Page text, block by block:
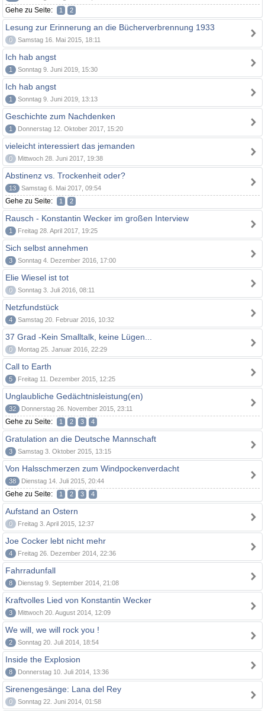
Gehe zu Seite: 1 2
Lesung zur Erinnerung an die Bücherverbrennung 1933
0 Samstag 16. Mai 2015, 18:11
Ich hab angst
1 Sonntag 9. Juni 2019, 15:30
Ich hab angst
1 Sonntag 9. Juni 2019, 13:13
Geschichte zum Nachdenken
1 Donnerstag 12. Oktober 2017, 15:20
vieleicht interessiert das jemanden
0 Mittwoch 28. Juni 2017, 19:38
Abstinenz vs. Trockenheit oder?
13 Samstag 6. Mai 2017, 09:54
Gehe zu Seite: 1 2
Rausch - Konstantin Wecker im großen Interview
1 Freitag 28. April 2017, 19:25
Sich selbst annehmen
3 Sonntag 4. Dezember 2016, 17:00
Elie Wiesel ist tot
0 Sonntag 3. Juli 2016, 08:11
Netzfundstück
4 Samstag 20. Februar 2016, 10:32
37 Grad -Kein Smalltalk, keine Lügen...
0 Montag 25. Januar 2016, 22:29
Call to Earth
5 Freitag 11. Dezember 2015, 12:25
Unglaubliche Gedächtnisleistung(en)
32 Donnerstag 26. November 2015, 23:11
Gehe zu Seite: 1 2 3 4
Gratulation an die Deutsche Mannschaft
3 Samstag 3. Oktober 2015, 13:15
Von Halsschmerzen zum Windpockenverdacht
38 Dienstag 14. Juli 2015, 20:44
Gehe zu Seite: 1 2 3 4
Aufstand an Ostern
0 Freitag 3. April 2015, 12:37
Joe Cocker lebt nicht mehr
4 Freitag 26. Dezember 2014, 22:36
Fahrradunfall
8 Dienstag 9. September 2014, 21:08
Kraftvolles Lied von Konstantin Wecker
3 Mittwoch 20. August 2014, 12:09
We will, we will rock you !
2 Sonntag 20. Juli 2014, 18:54
Inside the Explosion
8 Donnerstag 10. Juli 2014, 13:36
Sirenengesänge: Lana del Rey
0 Sonntag 22. Juni 2014, 01:58